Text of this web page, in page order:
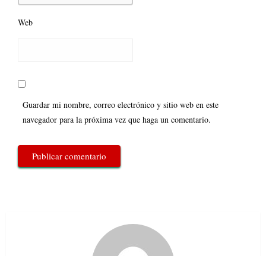
Web
Guardar mi nombre, correo electrónico y sitio web en este
navegador para la próxima vez que haga un comentario.